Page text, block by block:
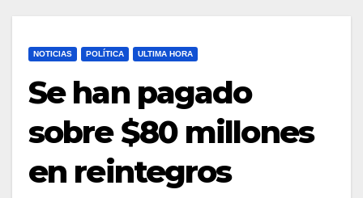
NOTICIAS POLÍTICA ULTIMA HORA
Se han pagado
sobre $80 millones
en reintegros